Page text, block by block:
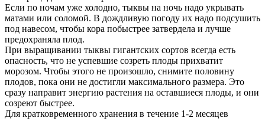
Если по ночам уже холодно, тыквы на ночь надо укрывать
матами или соломой. В дождливую погоду их надо подсушить
под навесом, чтобы кора побыстрее затвердела и лучше
предохраняла плод.
При выращивании тыквы гигантских сортов всегда есть
опасность, что не успевшие созреть плоды прихватит
морозом. Чтобы этого не произошло, снимите половину
плодов, пока они не достигли максимального размера. Это
сразу направит энергию растения на оставшиеся плоды, и они
созреют быстрее.
Для кратковременного хранения в течение 1-2 месяцев